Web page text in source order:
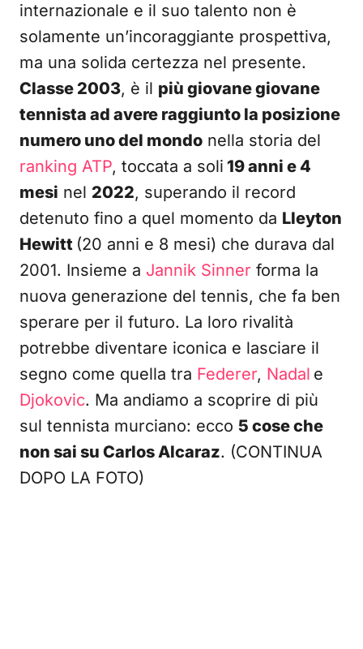
internazionale e il suo talento non è
solamente un’incoraggiante prospettiva,
ma una solida certezza nel presente.
Classe 2003, è il più giovane giovane
tennista ad avere raggiunto la posizione
numero uno del mondo nella storia del
ranking ATP, toccata a soli 19 anni e 4
mesi nel 2022, superando il record
detenuto fino a quel momento da Lleyton
Hewitt (20 anni e 8 mesi) che durava dal
2001. Insieme a Jannik Sinner forma la
nuova generazione del tennis, che fa ben
sperare per il futuro. La loro rivalità
potrebbe diventare iconica e lasciare il
segno come quella tra Federer, Nadal e
Djokovic. Ma andiamo a scoprire di più
sul tennista murciano: ecco 5 cose che
non sai su Carlos Alcaraz. (CONTINUA
DOPO LA FOTO)